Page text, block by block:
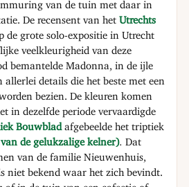
van de tuin met daar in
De recensent van het Utrechts
de grote solo-expositie in Utrecht
veelkleurigheid van deze
bemantelde Madonna, in de ijle
allerlei details die het beste met een
bezien. De kleuren komen
in dezelfde periode vervaardigde
Bouwbladafgebeelde het triptiek
de gelukzalige kelner).Dat
van de familie Nieuwenhuis,
niet bekend waar het zich bevindt.